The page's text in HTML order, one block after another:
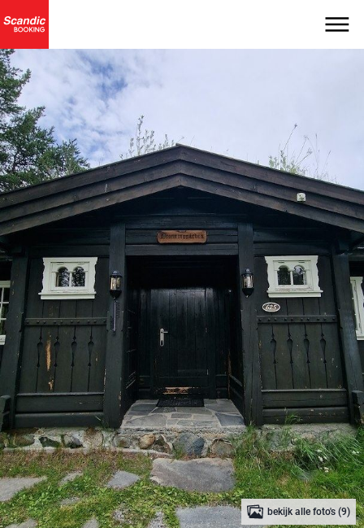
bekijk alle foto's (9)